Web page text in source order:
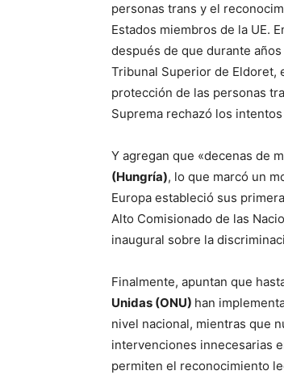
personas trans y el
Estados miembros de la UE.
después de que durante
Tribunal Superior de Eldoret,
protección de las personas
Suprema rechazó los
Y agregan que «decenas de
(Hungría), lo que marcó un
Europa estableció sus
Alto Comisionado de las
inaugural sobre la
Finalmente, apuntan que
Unidas (ONU) han
nivel nacional, mientras que
intervenciones innecesarias
permiten el reconocimiento